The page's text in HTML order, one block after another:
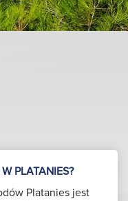
PLATANIES?
Platanies jest